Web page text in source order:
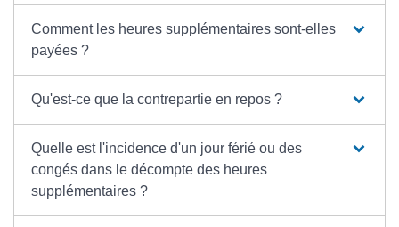
Comment les heures supplémentaires sont-elles
payées ?
Qu'est-ce que la contrepartie en repos ?
Quelle est l'incidence d'un jour férié ou des
congés dans le décompte des heures
supplémentaires ?